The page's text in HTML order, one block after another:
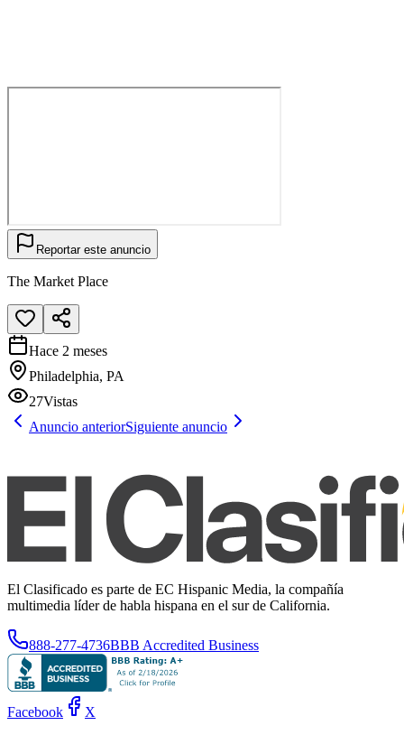
Reportar este anuncio
The Market Place
Hace 2 meses
Philadelphia, PA
27Vistas
Anuncio anteriorSiguiente anuncio
El Clasificado es parte de EC Hispanic Media, la compañía
multimedia líder de habla hispana en el sur de California.
888-277-4736BBB Accredited Business
Facebook X